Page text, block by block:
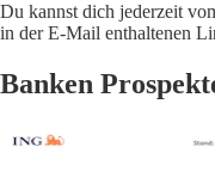
Du kannst dich jederzeit
in der E-Mail enthaltenen
Banken